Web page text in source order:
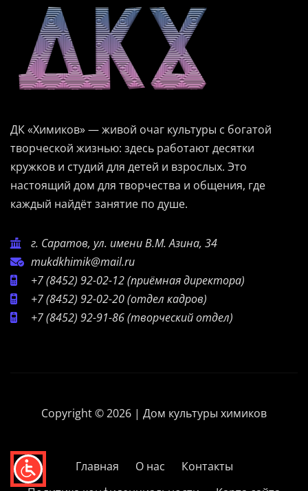
ДК «Химиков» — живой очаг культуры с богатой
творческой жизнью: здесь работают десятки
кружков и студий для детей и взрослых. Это
настоящий дом для творчества и общения, где
каждый найдёт занятие по душе.
г. Саратов, ул. имени В.М. Азина, 34
mukdkhimik@mail.ru
+7 (8452) 92-02-12(приёмная директора)
+7 (8452) 92-02-20(отдел кадров)
+7 (8452) 92-91-86(творческий отдел)
Copyright © 2026 | Дом культуры химиков
Главная О нас
Контакты